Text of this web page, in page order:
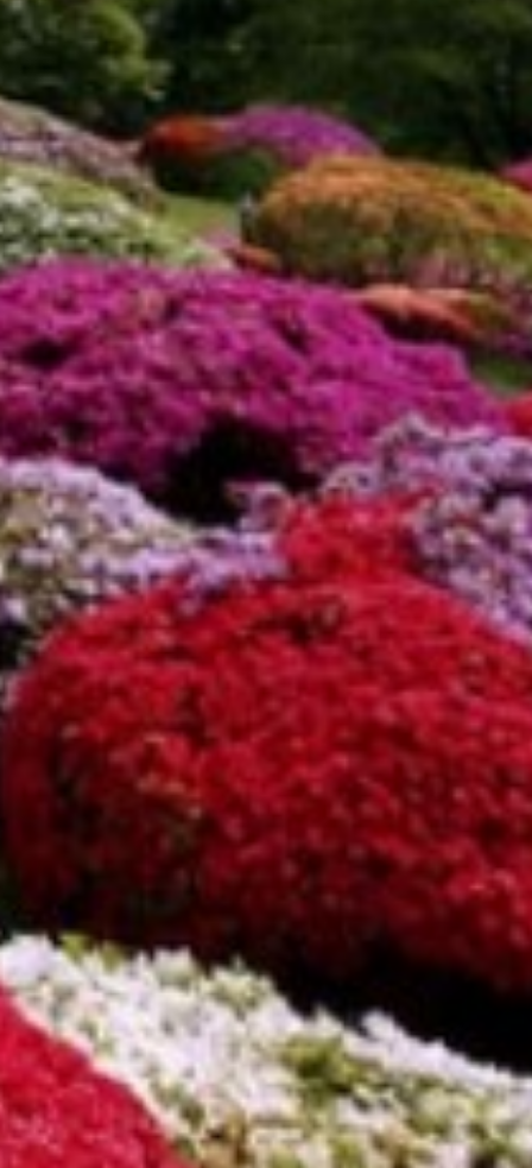
HOME
「旅」のご提案
特集｜Harvest Times
「至福の逸品」
デジタルブック
体験＆イベントガイド
イベント・ツアー
体験｜エクスペリエンス
スタッフブログ｜ただいま日和
SAVE HARVEST PROJECT
東北・北関東エリア
那須
那須Retreat
鬼怒川
関東エリア
勝浦
箱根甲子園
天城高原
伊東
浜名湖
甲信エリア
山中湖マウント富士